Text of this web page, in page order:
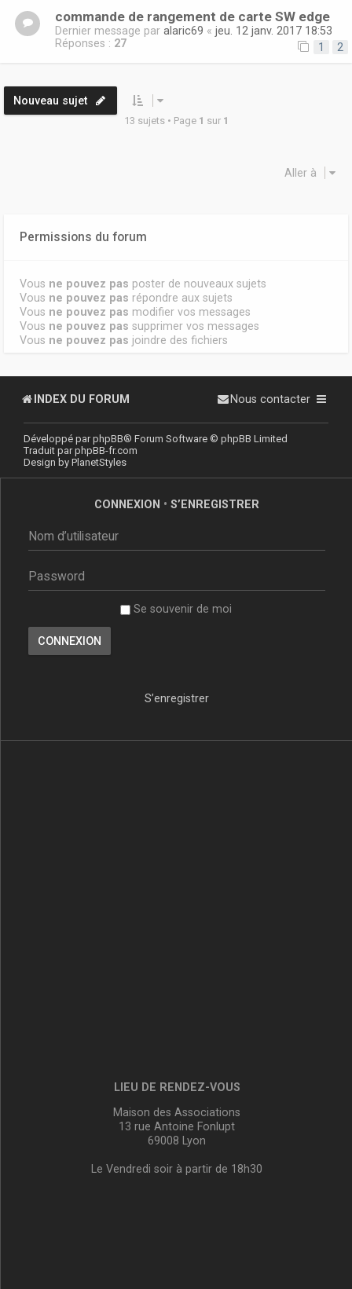
commande de rangement de carte SW edge
Dernier message par alaric69 « jeu. 12 janv. 2017 18:53
Réponses : 27 1 2
Nouveau sujet
13 sujets • Page 1 sur 1
Aller à
Permissions du forum
Vous ne pouvez pas poster de nouveaux sujets
Vous ne pouvez pas répondre aux sujets
Vous ne pouvez pas modifier vos messages
Vous ne pouvez pas supprimer vos messages
Vous ne pouvez pas joindre des fichiers
INDEX DU FORUM Nous contacter
Développé parphpBB® Forum Software © phpBB Limited
Traduit parphpBB-fr.com
Design by PlanetStyles
CONNEXION • S’ENREGISTRER
Se souvenir de moi
S’enregistrer
LIEU DE RENDEZ-VOUS
Maison des Associations
13 rue Antoine Fonlupt
69008 Lyon
Le Vendredi soir à partir de 18h30